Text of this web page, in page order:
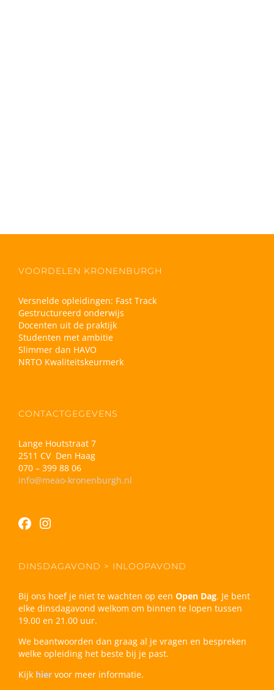
VOORDELEN KRONENBURGH
Versnelde opleidingen: Fast Track
Gestructureerd onderwijs
Docenten uit de praktijk
Studenten met ambitie
Slimmer dan HAVO
NRTO Kwaliteitskeurmerk
CONTACTGEGEVENS
Lange Houtstraat 7
2511 CV Den Haag
070 – 399 88 06
info@meao-kronenburgh.nl
DINSDAGAVOND > INLOOPAVOND
Bij ons hoef je niet te wachten op een Open Dag. Je bent
elke dinsdagavond welkom om binnen te lopen tussen
19.00 en 21.00 uur.
We beantwoorden dan graag al je vragen en bespreken
welke opleiding het beste bij je past.
Kijk hier voor meer informatie.